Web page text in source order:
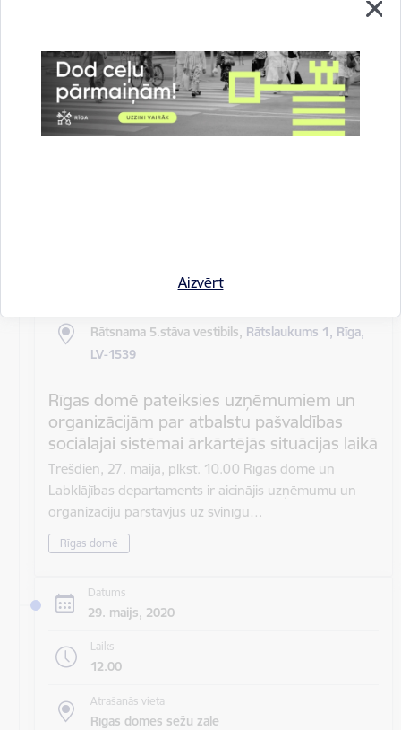
Aizvērt
14.sēde (ārkārtas)
Sēdes darba kārtība: Grozījumi Rīgas domes 2016.
gada 19. aprīļa saistošajos noteikumos Nr. 198 "Par
kārtību, kādā tiek…
Rātsnama 5.stāva vestibils, Rātslaukums 1, Rīga,
LV-1539
Rīgas domē pateiksies uzņēmumiem un
organizācijām par atbalstu pašvaldības
sociālajai sistēmai ārkārtējās situācijas laikā
Trešdien, 27. maijā, plkst. 10.00 Rīgas dome un
Labklājības departaments ir aicinājis uzņēmumu un
organizāciju pārstāvjus uz svinīgu…
Rīgas domē
Datums
29. maijs, 2020
Laiks
12.00
Atrašanās vieta
Rīgas domes sēžu zāle